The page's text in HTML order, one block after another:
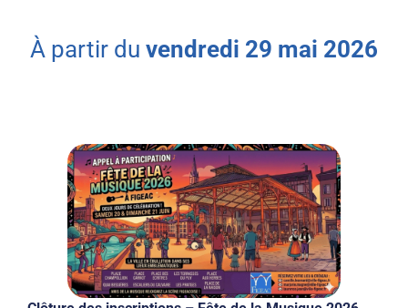
à partir du vendredi 29 mai 2026